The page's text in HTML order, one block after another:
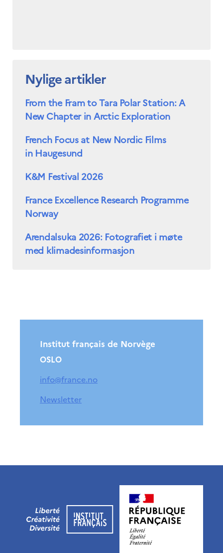
Nylige artikler
From the Fram to Tara Polar Station: A
New Chapter in Arctic Exploration
French Focus at New Nordic Films
in Haugesund
K&M Festival 2026
France Excellence Research Programme
Norway
Arendalsuka 2026: Fotografiet i møte
med klimadesinformasjon
Institut français de Norvège
OSLO
info@france.no
Newsletter